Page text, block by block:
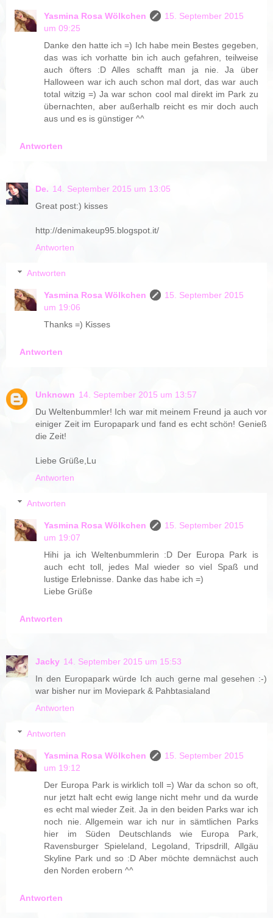
Yasmina Rosa Wölkchen
15. September 2015
um 09:25
Danke den hatte ich =) Ich habe mein Bestes gegeben,
das was ich vorhatte bin ich auch gefahren, teilweise
auch öfters :D Alles schafft man ja nie. Ja über
Halloween war ich auch schon mal dort, das war auch
total witzig =) Ja war schon cool mal direkt im Park zu
übernachten, aber außerhalb reicht es mir doch auch
aus und es is günstiger ^^
Antworten
De. 14. September 2015 um 13:05
Great post:) kisses
http://denimakeup95.blogspot.it/
Antworten
Antworten
Yasmina Rosa Wölkchen
15. September 2015
um 19:06
Thanks =) Kisses
Antworten
Unknown 14. September 2015 um 13:57
Du Weltenbummler! Ich war mit meinem Freund ja auch vor
einiger Zeit im Europapark und fand es echt schön! Genieß
die Zeit!
Liebe Grüße,Lu
Antworten
Antworten
Yasmina Rosa Wölkchen
15. September 2015
um 19:07
Hihi ja ich Weltenbummlerin :D Der Europa Park is
auch echt toll, jedes Mal wieder so viel Spaß und
lustige Erlebnisse. Danke das habe ich =)
Liebe Grüße
Antworten
Jacky 14. September 2015 um 15:53
In den Europapark würde Ich auch gerne mal gesehen :-)
war bisher nur im Moviepark & Pahbtasialand
Antworten
Antworten
Yasmina Rosa Wölkchen
15. September 2015
um 19:12
Der Europa Park is wirklich toll =) War da schon so oft,
nur jetzt halt echt ewig lange nicht mehr und da wurde
es echt mal wieder Zeit. Ja in den beiden Parks war ich
noch nie. Allgemein war ich nur in sämtlichen Parks
hier im Süden Deutschlands wie Europa Park,
Ravensburger Spieleland, Legoland, Tripsdrill, Allgäu
Skyline Park und so :D Aber möchte demnächst auch
den Norden erobern ^^
Antworten